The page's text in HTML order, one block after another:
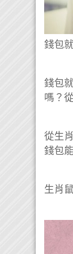
錢包
錢包
嗎？
從生
錢包
生肖